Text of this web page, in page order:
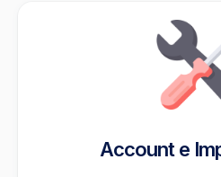
Account e